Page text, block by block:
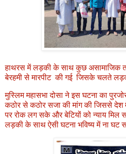
हाथरस में लड़की के साथ कुछ असामाजिक
बेरहमी से मारपीट की गई जिसके चलते
मुस्लिम महासभा दोसा ने इस घटना का पुरजोर
कठोर से कठोर सजा की मांग की जिससे देश
पर रोक लग सके और बेटियों को न्याय मिल
लड़की के साथ ऐसी घटना भविष्य में ना घट